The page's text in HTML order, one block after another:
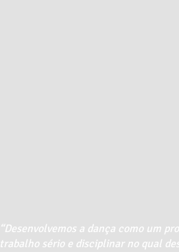
“Desenvolvemos a dança como um
trabalho sério e disciplinar no qual